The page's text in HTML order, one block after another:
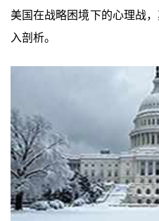
美国在战略困境下的心理战
入剖析。